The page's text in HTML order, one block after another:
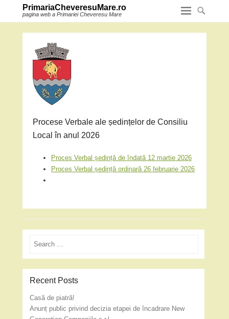
PrimariaCheveresuMare.ro
pagina web a Primariei Cheveresu Mare
Procese Verbale ale ședințelor de Consiliu
Local în anul 2026
Proces Verbal ședință de îndată 12 martie 2026
Proces Verbal ședință ordinară 26 februarie 2026
Search
Recent Posts
Casă de piatră!
Anunț public privind decizia etapei de încadrare New